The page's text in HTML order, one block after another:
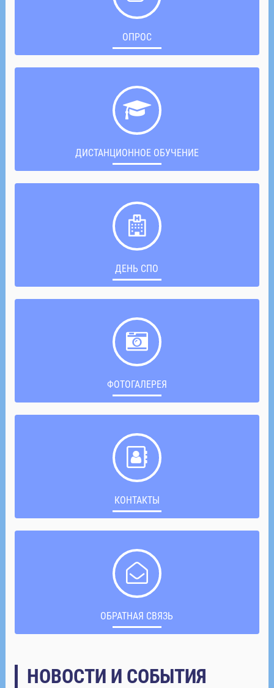
ОПРОС
ДИСТАНЦИОННОЕ ОБУЧЕНИЕ
ДЕНЬ СПО
ФОТОГАЛЕРЕЯ
КОНТАКТЫ
ОБРАТНАЯ СВЯЗЬ
НОВОСТИ И СОБЫТИЯ